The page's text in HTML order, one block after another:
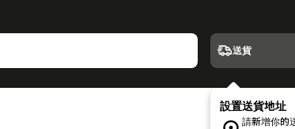
送貨
設置送貨地址
請新增你的